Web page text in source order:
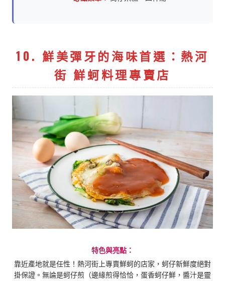
10. 鮮美彈牙的海味首選：熱河
街 鮮蚵料理專賣店
特色與亮點：
靠近產地就是任性！熱河街上專賣鮮蚵的店家，蚵仔新鮮度絕對
掛保證。無論是蚵仔煎（邊緣煎得恰恰，蛋香蚵仔鮮，醬汁是靈